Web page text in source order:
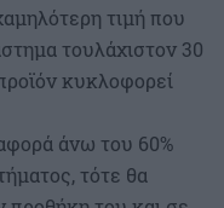
τιμή που
τουλάχιστον 30
κυκλοφορεί
άνω του 60%
τότε θα